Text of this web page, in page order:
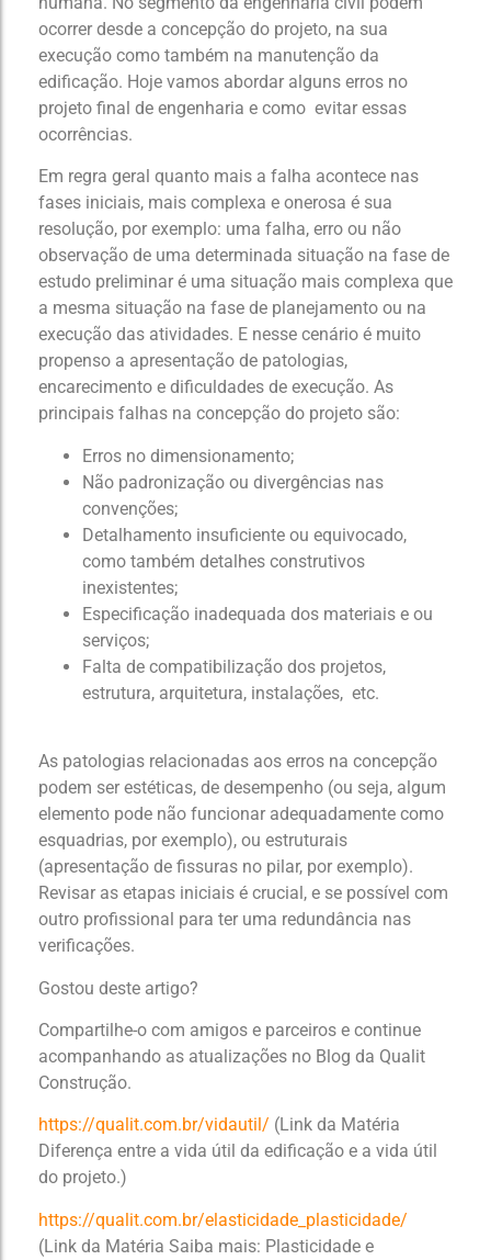
ocorrer desde a concepção do projeto, na sua
execução como também na manutenção da
edificação. Hoje vamos abordar alguns erros no
projeto final de engenharia e como evitar essas
ocorrências.
Em regra geral quanto mais a falha acontece nas
fases iniciais, mais complexa e onerosa é sua
resolução, por exemplo: uma falha, erro ou não
observação de uma determinada situação na fase de
estudo preliminar é uma situação mais complexa que
a mesma situação na fase de planejamento ou na
execução das atividades. E nesse cenário é muito
propenso a apresentação de patologias,
encarecimento e dificuldades de execução. As
principais falhas na concepção do projeto são:
Erros no dimensionamento;
Não padronização ou divergências nas
convenções;
Detalhamento insuficiente ou equivocado,
como também detalhes construtivos
inexistentes;
Especificação inadequada dos materiais e ou
serviços;
Falta de compatibilização dos projetos,
estrutura, arquitetura, instalações, etc.
As patologias relacionadas aos erros na concepção
podem ser estéticas, de desempenho (ou seja, algum
elemento pode não funcionar adequadamente como
esquadrias, por exemplo), ou estruturais
(apresentação de fissuras no pilar, por exemplo).
Revisar as etapas iniciais é crucial, e se possível com
outro profissional para ter uma redundância nas
verificações.
Gostou deste artigo?
Compartilhe-o com amigos e parceiros e continue
acompanhando as atualizações no Blog da Qualit
Construção.
https://qualit.com.br/vidautil/ (Link da Matéria
Diferença entre a vida útil da edificação e a vida útil
do projeto.)
https://qualit.com.br/elasticidade_plasticidade/
(Link da Matéria Saiba mais: Plasticidade e